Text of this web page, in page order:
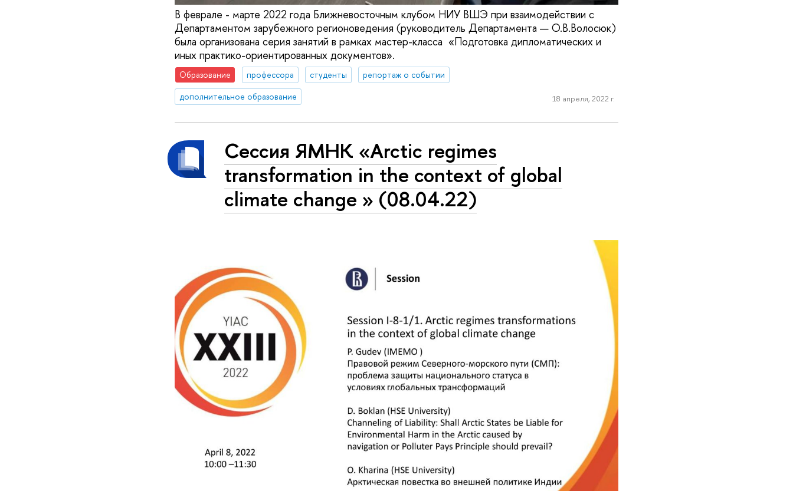
В феврале - марте 2022 года Ближневосточным клубом НИУ ВШЭ при взаимодействии с
Департаментом зарубежного регионоведения (руководитель Департамента — О.В.Волосюк)
была организована серия занятий в рамках мастер-класса «Подготовка дипломатических и
иных практико-ориентированных документов».
Образование профессора студенты
репортаж о событии
дополнительное образование
18 апреля, 2022 г.
Сессия ЯМНК «Arctic regimes
transformation in the context of global
climate change » (08.04.22)